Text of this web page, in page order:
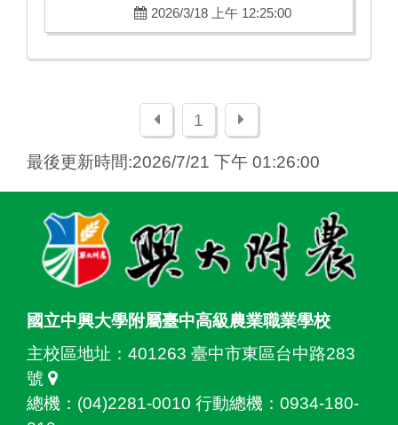
2026/3/18 上午 12:25:00
上一頁1 下一頁
最後更新時間:2026/7/21 下午 01:26:00
國立中興大學附屬臺中高級農業職業學校
主校區地址： 401263 臺中市東區台中路283
號
總機：(04)2281-0010 行動總機：0934-180-